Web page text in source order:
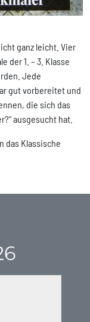
ganz leicht. Vier
der 1. – 3. Klasse
Jede
gut vorbereitet und
die sich das
ausgesucht hat.
das Klassische